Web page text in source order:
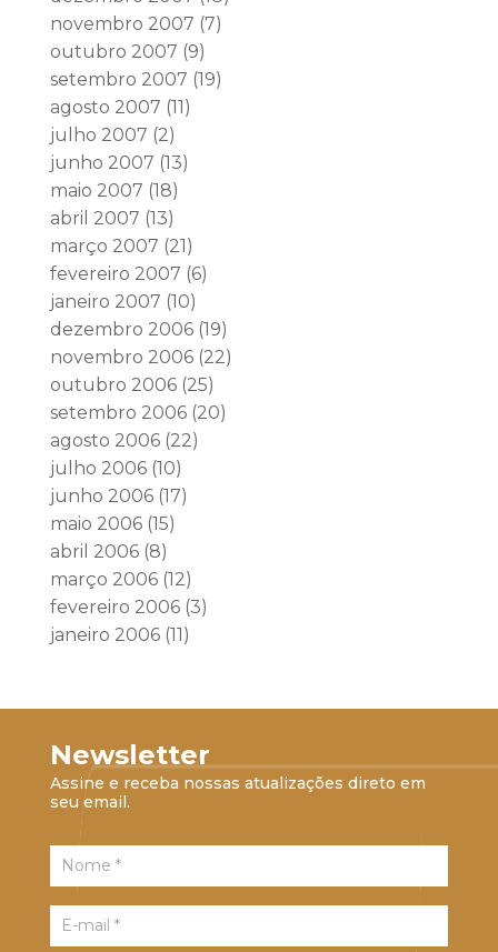
novembro 2007 (7)
outubro 2007 (9)
setembro 2007 (19)
agosto 2007 (11)
julho 2007 (2)
junho 2007 (13)
maio 2007 (18)
abril 2007 (13)
março 2007 (21)
fevereiro 2007 (6)
janeiro 2007 (10)
dezembro 2006(19)
novembro 2006(22)
outubro 2006(25)
setembro 2006(20)
agosto 2006(22)
julho 2006(10)
junho 2006(17)
maio 2006(15)
abril 2006(8)
março 2006(12)
fevereiro 2006(3)
janeiro 2006(11)
Newsletter
Assine e receba nossas atualizações direto em
seu email.